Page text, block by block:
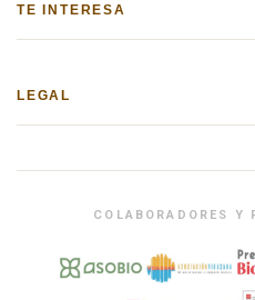
TE INTERESA
LEGAL
COLABORADORES Y